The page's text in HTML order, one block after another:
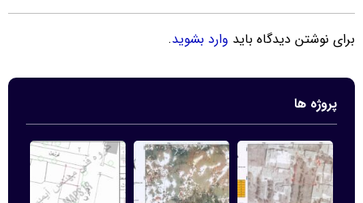
برای نوشتن دیدگاه باید وارد بشوید.
پروژه ها